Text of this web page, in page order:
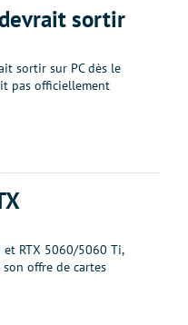
sortir
sortir sur PC dès le
pas officiellement
et RTX 5060/5060 Ti,
offre de cartes